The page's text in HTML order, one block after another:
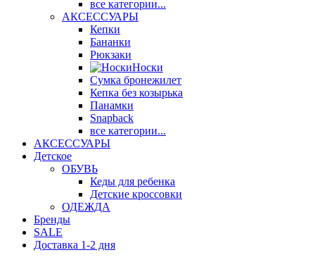
все категории...
АКСЕССУАРЫ
Кепки
Бананки
Рюкзаки
Носки
Сумка бронежилет
Кепка без козырька
Панамки
Snapback
все категории...
АКСЕССУАРЫ
Детское
ОБУВЬ
Кеды для ребенка
Детские кроссовки
ОДЕЖДА
Бренды
SALE
Доставка 1-2 дня